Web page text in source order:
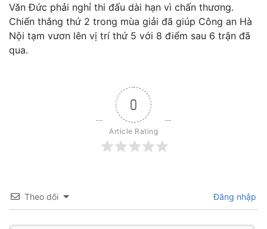
Văn Đức phải nghỉ thi đấu dài hạn vì chấn thương.
Chiến thắng thứ 2 trong mùa giải đã giúp Công an Hà
Nội tạm vươn lên vị trí thứ 5 với 8 điểm sau 6 trận đã
qua.
0
Article Rating
Theo dõi Đăng nhập